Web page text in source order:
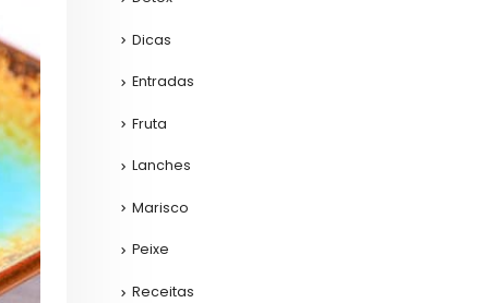
Dicas
Entradas
Fruta
Lanches
Marisco
Peixe
Receitas